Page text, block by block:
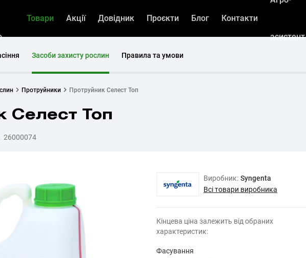
Товари Акції Довідник Проєкти Блог Контакти
асистент
Засоби захисту рослин Правила та умови
Протруйники Протруйник Селест Топ
Селест Топ
26000074
Виробник: Syngenta
Всі товари виробника
Кінцева ціна залежить від обраних
характеристик:
Фасування